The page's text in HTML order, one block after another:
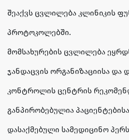
შეაქვს ცვლილება კლინიკის
პროტოკოლებში.
მომსახურების ცვლილება
ჯანდაცვის ორგანიზაციისა და
კონტროლის ცენტრის
განპირობებულია
დასაქმებული სამედიცინო